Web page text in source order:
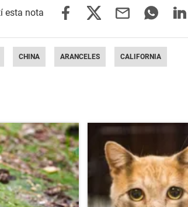
CHINA ARANCELES CALIFORNIA